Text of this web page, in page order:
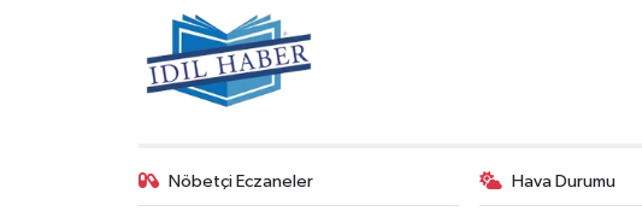
Nöbetçi Eczaneler Hava Durumu